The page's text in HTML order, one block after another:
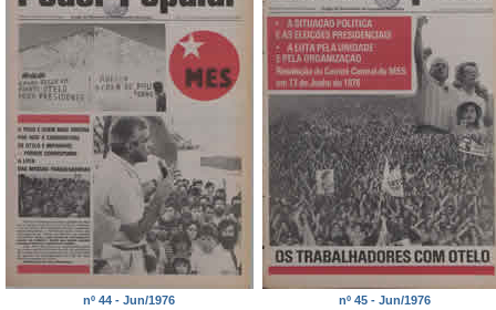
nº 44 - Jun/1976 nº 45 - Jun/1976